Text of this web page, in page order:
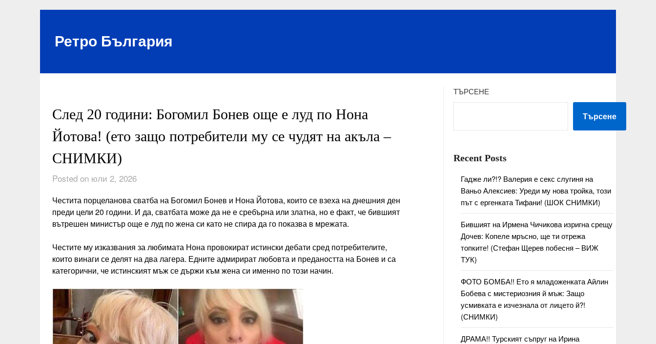
Ретро България
След 20 години: Богомил Бонев още е луд по Нона
Йотова! (ето защо потребители му се чудят на акъла –
СНИМКИ)
Posted on юли 2, 2026
Честита порцеланова сватба на Богомил Бонев и Нона Йотова, които се взеха на днешния ден
преди цели 20 години. И да, сватбата може да не е сребърна или златна, но е факт, че бившият
вътрешен министър още е луд по жена си като не спира да го показва в мрежата.
Честите му изказвания за любимата Нона провокират истински дебати сред потребителите,
които винаги се делят на два лагера. Едните адмирират любовта и предаността на Бонев и са
категорични, че истинският мъж се държи към жена си именно по този начин.
ТЪРСЕНЕ
Търсене
Recent Posts
Гадже ли?!? Валерия е секс слугиня на
Ваньо Алексиев: Уреди му нова тройка, този
път с ергенката Тифани! (ШОК СНИМКИ)
Бившият на Ирмена Чичикова изригна срещу
Дочев: Копеле мръсно, ще ти отрежа
топките! (Стефан Щерев побесня – ВИЖ
ТУК)
ФОТО БОМБА!! Ето я младоженката Айлин
Бобева с мистериозния й мъж: Защо
усмивката е изчезнала от лицето й?!
(СНИМКИ)
ДРАМА!! Турският съпруг на Ирина